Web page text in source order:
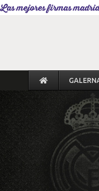
Las mejores firmas